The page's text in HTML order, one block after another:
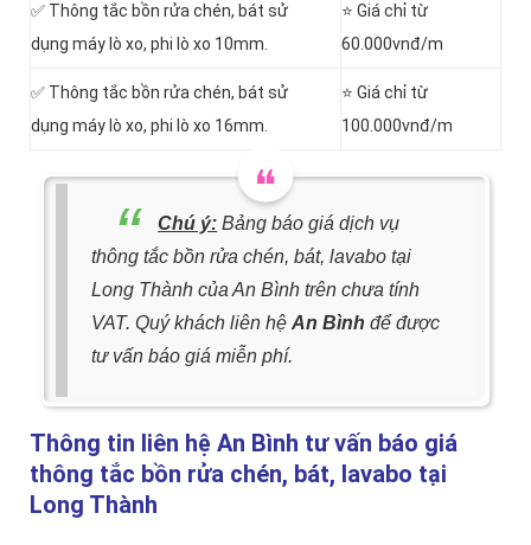
✅ Thông tắc bồn rửa chén, bát sử
dụng máy lò xo, phi lò xo 10mm.
⭐ Giá chỉ từ
60.000vnđ/m
✅ Thông tắc bồn rửa chén, bát sử
dụng máy lò xo, phi lò xo 16mm.
⭐ Giá chỉ từ
100.000vnđ/m
Chú ý: Bảng báo giá dịch vụ
thông tắc bồn rửa chén, bát, lavabo tại
Long Thành của An Bình trên chưa tính
VAT. Quý khách liên hệ An Bình để được
tư vấn báo giá miễn phí.
Thông tin liên hệ An Bình tư vấn báo giá
thông tắc bồn rửa chén, bát, lavabo tại
Long Thành